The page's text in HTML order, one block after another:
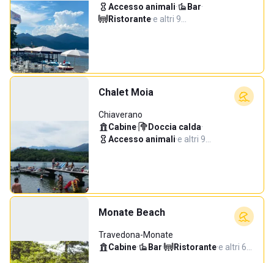
Accesso animali· Bar·
Ristorante·e altri 9…
Chalet Moia
Chiaverano
Cabine· Doccia calda·
Accesso animali·e altri 9…
Monate Beach
Travedona-Monate
Cabine· Bar· Ristorante·e altri 6…